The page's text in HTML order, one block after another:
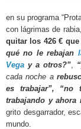
en su programa
con lágrimas de
quitar los 426 €
qué no le rebajan
Vega y a otros?”
cada noche a
es trabajar”,
“no
trabajando y ahora
grito desgarrador,
mundo.